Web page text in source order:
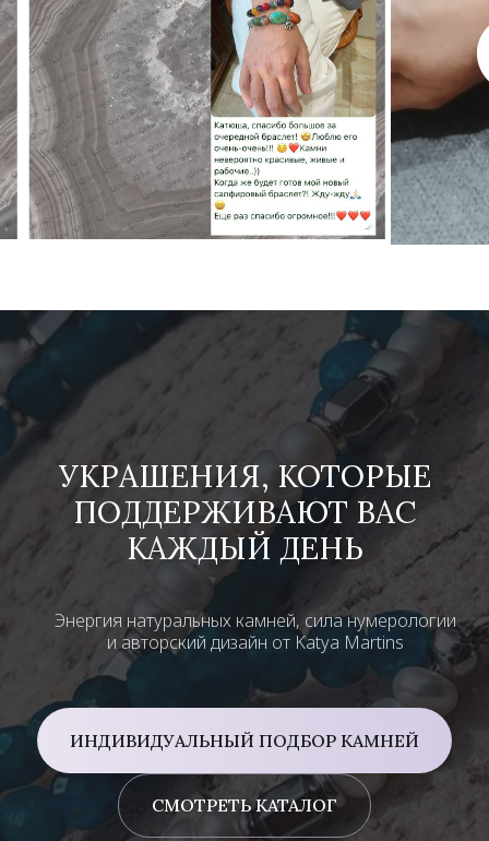
УКРАШЕНИЯ, КОТОРЫЕ
ПОДДЕРЖИВАЮТ ВАС
КАЖДЫЙ ДЕНЬ
Энергия натуральных камней, сила нумерологии
и авторский дизайн от Katya Martins
ИНДИВИДУАЛЬНЫЙ ПОДБОР КАМНЕЙ
СМОТРЕТЬ КАТАЛОГ